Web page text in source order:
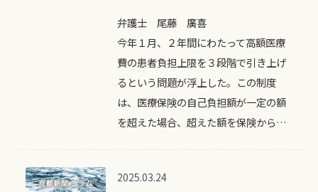
弁護士 尾藤 廣喜
今年１月、２年間にわたって高額医療
費の患者負担上限を３段階で引き上げ
るという問題が浮上した。この制度
は、医療保険の自己負担額が一定の額
を超えた場合、超えた額を保険から…
2025.03.24